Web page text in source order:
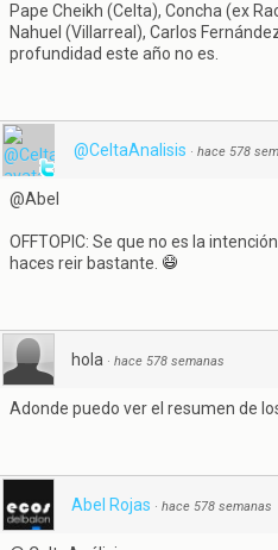
Pape Cheikh (Celta), Concha (ex
Nahuel (Villarreal), Carlos
profundidad este año no es.
@CeltaAnalisis · hace 578
@Abel
OFFTOPIC: Se que no es la
haces reir bastante.
hola · hace 578 semanas
Adonde puedo ver el resumen de
Abel Rojas · hace 578 semanas